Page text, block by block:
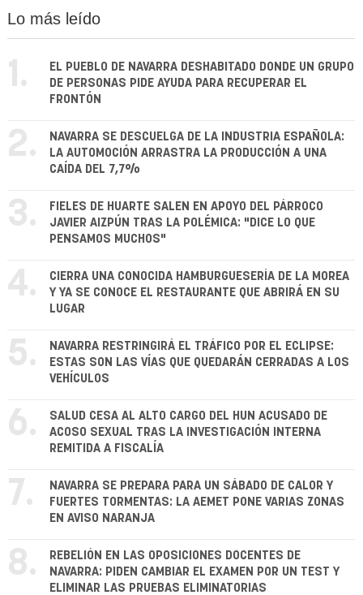
Lo más leído
1.
EL PUEBLO DE NAVARRA DESHABITADO DONDE UN GRUPO
DE PERSONAS PIDE AYUDA PARA RECUPERAR EL
FRONTÓN
2.
NAVARRA SE DESCUELGA DE LA INDUSTRIA ESPAÑOLA:
LA AUTOMOCIÓN ARRASTRA LA PRODUCCIÓN A UNA
CAÍDA DEL 7,7%
3.
FIELES DE HUARTE SALEN EN APOYO DEL PÁRROCO
JAVIER AIZPÚN TRAS LA POLÉMICA: "DICE LO QUE
PENSAMOS MUCHOS"
4.
CIERRA UNA CONOCIDA HAMBURGUESERÍA DE LA MOREA
Y YA SE CONOCE EL RESTAURANTE QUE ABRIRÁ EN SU
LUGAR
5.
NAVARRA RESTRINGIRÁ EL TRÁFICO POR EL ECLIPSE:
ESTAS SON LAS VÍAS QUE QUEDARÁN CERRADAS A LOS
VEHÍCULOS
6.
SALUD CESA AL ALTO CARGO DEL HUN ACUSADO DE
ACOSO SEXUAL TRAS LA INVESTIGACIÓN INTERNA
REMITIDA A FISCALÍA
7.
NAVARRA SE PREPARA PARA UN SÁBADO DE CALOR Y
FUERTES TORMENTAS: LA AEMET PONE VARIAS ZONAS
EN AVISO NARANJA
8.
REBELIÓN EN LAS OPOSICIONES DOCENTES DE
NAVARRA: PIDEN CAMBIAR EL EXAMEN POR UN TEST Y
ELIMINAR LAS PRUEBAS ELIMINATORIAS